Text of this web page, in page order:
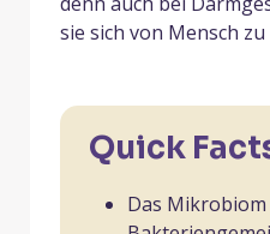
sie sich von Mensch zu
Quick
Das Mikrobiom